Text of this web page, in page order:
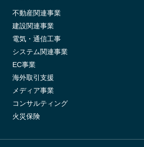
不動産関連事業
建設関連事業
電気・通信工事
システム関連事業
EC事業
海外取引支援
メディア事業
コンサルティング
火災保険